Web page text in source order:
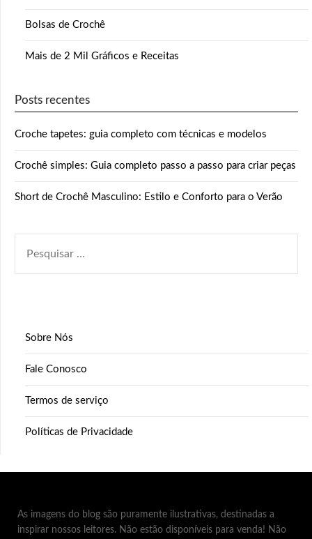
Bolsas de Crochê
Mais de 2 Mil Gráficos e Receitas
Posts recentes
Croche tapetes: guia completo com técnicas e modelos
Crochê simples: Guia completo passo a passo para criar peças
Short de Crochê Masculino: Estilo e Conforto para o Verão
POR:
Sobre Nós
Fale Conosco
Termos de serviço
Políticas de Privacidade
As imagens do blog são puramente ilustrativas, destinadas a
inspirar nossos leitores. Não estão disponíveis para venda! Não